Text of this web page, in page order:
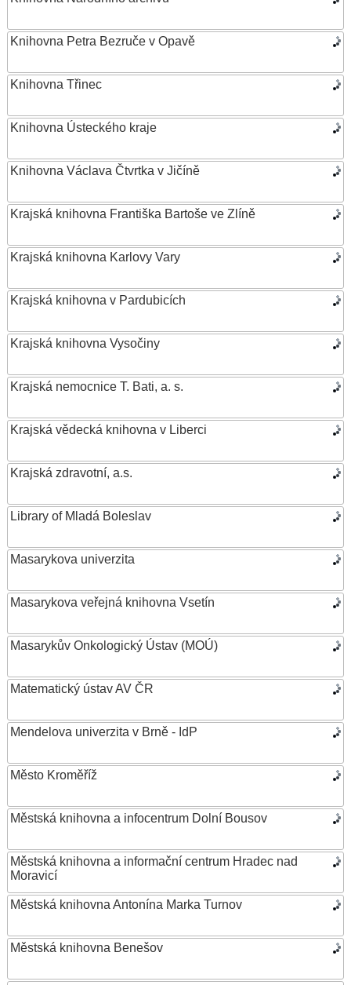
Knihovna Petra Bezruče v Opavě
Knihovna Třinec
Knihovna Ústeckého kraje
Knihovna Václava Čtvrtka v Jičíně
Krajská knihovna Františka Bartoše ve Zlíně
Krajská knihovna Karlovy Vary
Krajská knihovna v Pardubicích
Krajská knihovna Vysočiny
Krajská nemocnice T. Bati, a. s.
Krajská vědecká knihovna v Liberci
Krajská zdravotní, a.s.
Library of Mladá Boleslav
Masarykova univerzita
Masarykova veřejná knihovna Vsetín
Masarykův Onkologický Ústav (MOÚ)
Matematický ústav AV ČR
Mendelova univerzita v Brně - IdP
Město Kroměříž
Městská knihovna a infocentrum Dolní Bousov
Městská knihovna a informační centrum Hradec nad
Moravicí
Městská knihovna Antonína Marka Turnov
Městská knihovna Benešov